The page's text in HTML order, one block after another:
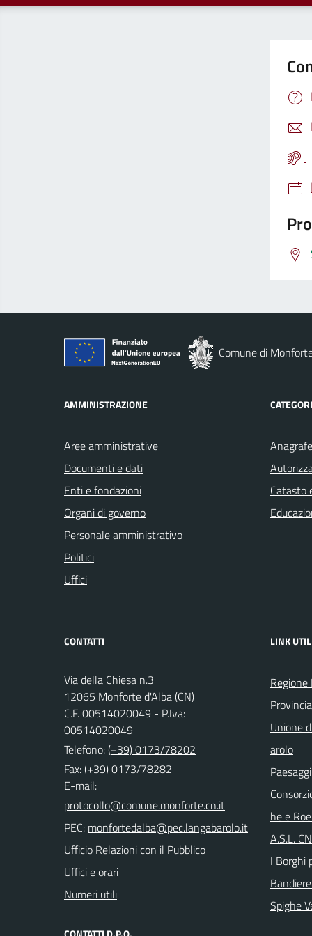
Comune di
AMMINISTRAZIONE
Aree amministrative
Documenti e dati
Enti e fondazioni
Organi di governo
Personale amministrativo
Politici
Uffici
Catasto
CONTATTI
Via della Chiesa n.3
12065 Monforte d'Alba (CN)
C.F. 00514020049 - P.Iva:
00514020049
Telefono:(+39) 0173/78202
Fax: (+39) 0173/78282
E-mail:
PEC:
Ufficio Relazioni con il Pubblico
Uffici e orari
Numeri utili
LINK
Unione
arolo
he e
A.S.L.
I Borghi
Spighe